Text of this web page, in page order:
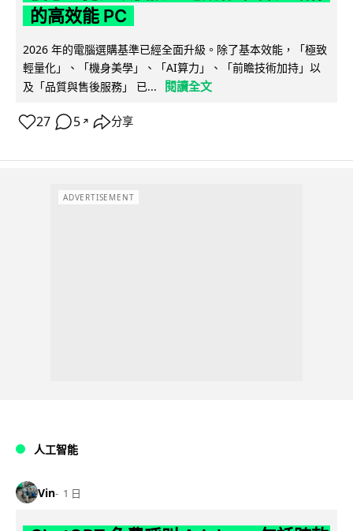
的高效能 PC
2026 年的電腦選購基準已經全面升級。除了基本效能，「極致
輕量化」、「機身美學」、「AI算力」、「前瞻技術加持」以
及「品質與售後服務」 已...
閱讀全文
27 5 ↗ 分享
ADVERTISEMENT
人工智能
Vin 1 日